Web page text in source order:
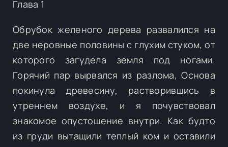
Глава 1
Обрубок желеного дерева развалился на
две неровные половины с глухим стуком, от
которого загудела земля под ногами.
Горячий пар вырвался из разлома, Основа
покинула древесину, растворившись в
утреннем воздухе, и я почувствовал
знакомое опустошение внутри. Как будто
из груди вытащили теплый ком и оставили